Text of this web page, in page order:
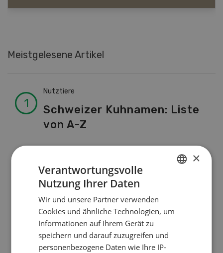
Meistgelesene Artikel
Nutztiere
Schweizer Kuhnamen: Liste
von A-Z
Erst das Ziel, dann die
Zwischenfrucht
Betriebsführung
Kein Dauergarten ohne
×
Verantwortungsvolle
Nutzung Ihrer Daten
Wir und unsere Partner verwenden
Cookies und ähnliche Technologien, um
Informationen auf Ihrem Gerät zu
speichern und darauf zuzugreifen und
personenbezogene Daten wie Ihre IP-